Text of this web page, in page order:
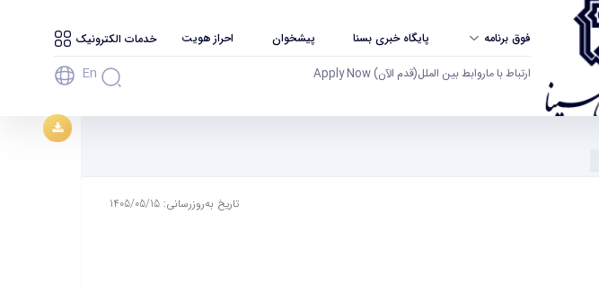
فوق برنامه پایگاه خبری بسنا پیشخوان احراز هویت خدمات الکترونیک
ارتباط با ماروابط بین الملل(قدم الآن) Apply Now En
تاریخ به‌روزرسانی: 1405/05/15